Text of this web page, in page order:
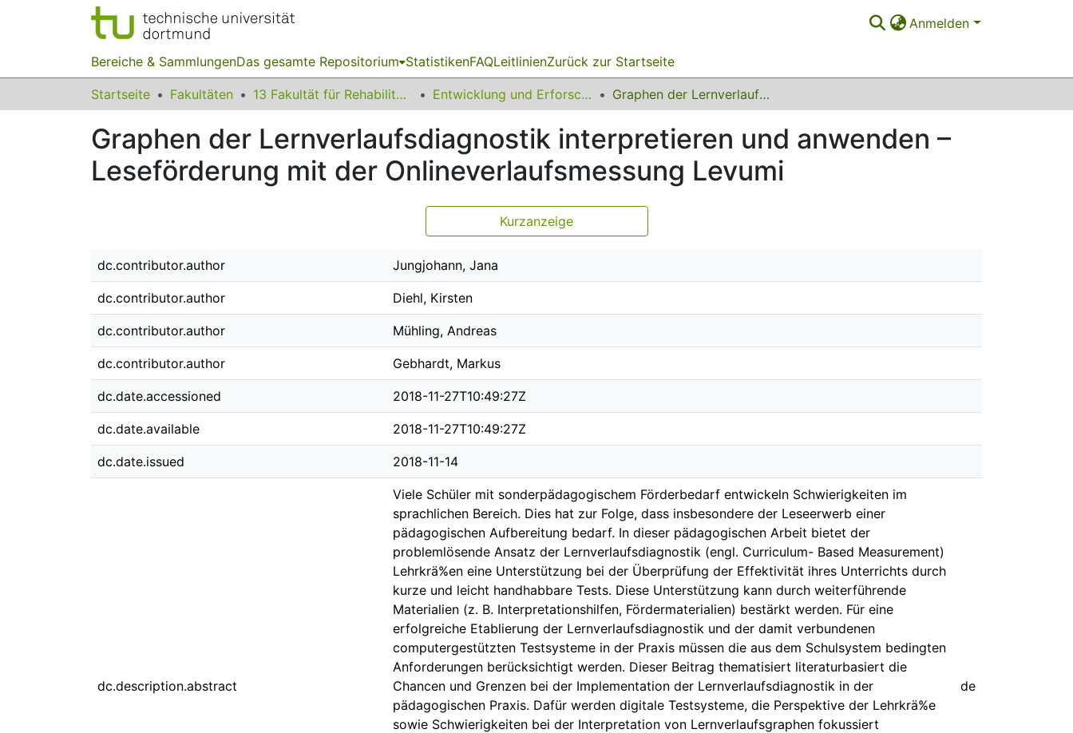
Anmelden
Bereiche & SammlungenDas gesamte Repositorium StatistikenFAQLeitlinienZurück zur Startseite
Startseite Fakultäten 13 Fakultät für Rehabilitationswissenschaften Entwicklung und Erforschung inklusiver Bildungsprozesse Graphen der Lernverlaufsdiagnostik interpretieren und anwenden – Leseförderung mit der Onlineverlaufsmessung Levumi
Graphen der Lernverlaufsdiagnostik interpretieren und anwenden –
Leseförderung mit der Onlineverlaufsmessung Levumi
Kurzanzeige
dc.contributor.author Jungjohann, Jana
dc.contributor.author Diehl, Kirsten
dc.contributor.author Mühling, Andreas
dc.contributor.author Gebhardt, Markus
dc.date.accessioned 2018-11-27T10:49:27Z
dc.date.available 2018-11-27T10:49:27Z
dc.date.issued 2018-11-14
dc.description.abstract
Viele Schüler mit sonderpädagogischem Förderbedarf entwickeln Schwierigkeiten im
sprachlichen Bereich. Dies hat zur Folge, dass insbesondere der Leseerwerb einer
pädagogischen Aufbereitung bedarf. In dieser pädagogischen Arbeit bietet der
problemlösende Ansatz der Lernverlaufsdiagnostik (engl. Curriculum- Based Measurement)
Lehrkrä%en eine Unterstützung bei der Überprüfung der Effektivität ihres Unterrichts durch
kurze und leicht handhabbare Tests. Diese Unterstützung kann durch weiterführende
Materialien (z. B. Interpretationshilfen, Fördermaterialien) bestärkt werden. Für eine
erfolgreiche Etablierung der Lernverlaufsdiagnostik und der damit verbundenen
computergestützten Testsysteme in der Praxis müssen die aus dem Schulsystem bedingten
Anforderungen berücksichtigt werden. Dieser Beitrag thematisiert literaturbasiert die
Chancen und Grenzen bei der Implementation der Lernverlaufsdiagnostik in der
pädagogischen Praxis. Dafür werden digitale Testsysteme, die Perspektive der Lehrkrä%e
sowie Schwierigkeiten bei der Interpretation von Lernverlaufsgraphen fokussiert
de